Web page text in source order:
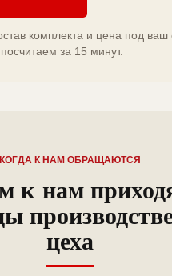
комплекта и цена под ваш
за 15 минут.
КОГДА К НАМ ОБРАЩАЮТСЯ
к нам
цеха